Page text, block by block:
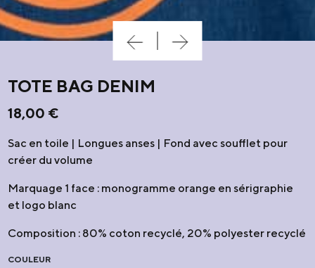
TOTE BAG DENIM
18,00 €
Sac en toile | Longues anses | Fond avec soufflet pour
créer du volume
Marquage 1 face : monogramme orange en sérigraphie
et logo blanc
Composition : 80% coton recyclé, 20% polyester recyclé
COULEUR